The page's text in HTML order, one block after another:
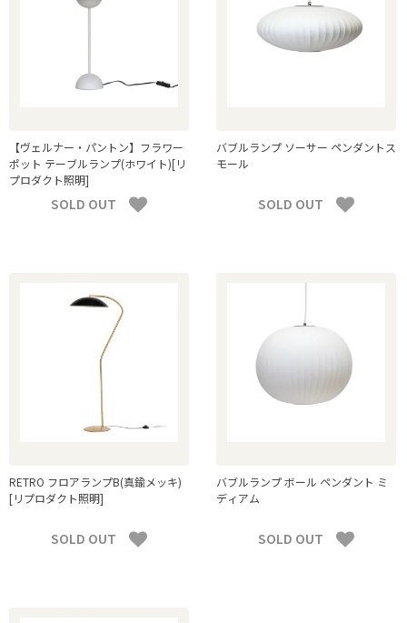
【ヴェルナー・パントン】フラワー
ポット テーブルランプ(ホワイト)[リ
プロダクト照明]
SOLD OUT
バブルランプ ソーサー ペンダントス
モール
SOLD OUT
RETRO フロアランプB(真鍮メッキ)
[リプロダクト照明]
SOLD OUT
バブルランプ ボール ペンダント ミ
ディアム
SOLD OUT